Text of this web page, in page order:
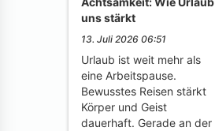
uns stärkt
13. Juli 2026 06:51
Urlaub ist weit mehr als
eine Arbeitspause.
Bewusstes Reisen stärkt
Körper und Geist
dauerhaft. Gerade an der